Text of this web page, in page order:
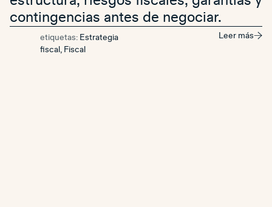
contingencias antes de negociar.
etiquetas: Estrategia
fiscal , Fiscal
Leer más